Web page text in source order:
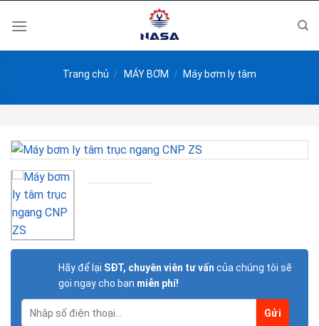
Trang chủ / MÁY BƠM / Máy bơm ly tâm
Hãy để lại SĐT, chuyên viên tư vấn của chúng tôi sẽ
gọi ngay cho bạn miễn phí!